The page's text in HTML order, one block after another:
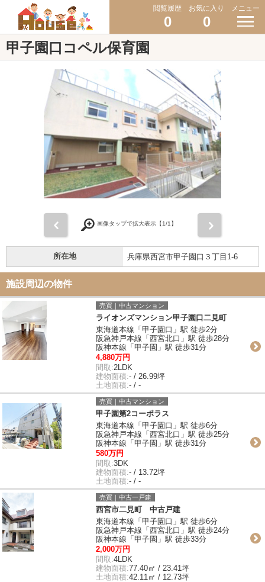
閲覧履歴
0
お気に入り
0
メニュー
甲子園口コペル保育園
画像タップで拡大表示【1/1】
所在地 兵庫県西宮市甲子園口３丁目1-6
施設周辺の物件
売買｜中古マンション
ライオンズマンション甲子園口二見町
東海道本線「甲子園口」駅 徒歩2分
阪急神戸本線「西宮北口」駅 徒歩28分
阪神本線「甲子園」駅 徒歩31分
4,880万円
間取:2LDK
建物面積:- / 26.99坪
土地面積:- / -
売買｜中古マンション
甲子園第2コーポラス
東海道本線「甲子園口」駅 徒歩6分
阪急神戸本線「西宮北口」駅 徒歩25分
阪神本線「甲子園」駅 徒歩31分
580万円
間取:3DK
建物面積:- / 13.72坪
土地面積:- / -
売買｜中古一戸建
西宮市二見町 中古戸建
東海道本線「甲子園口」駅 徒歩6分
阪急神戸本線「西宮北口」駅 徒歩24分
阪神本線「甲子園」駅 徒歩33分
2,000万円
間取:4LDK
建物面積:77.40㎡ / 23.41坪
土地面積:42.11㎡ / 12.73坪